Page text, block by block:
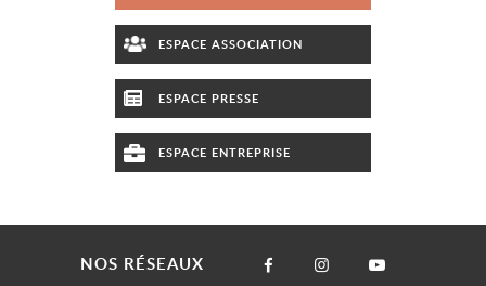
ESPACE ASSOCIATION
ESPACE PRESSE
ESPACE ENTREPRISE
NOS RÉSEAUX